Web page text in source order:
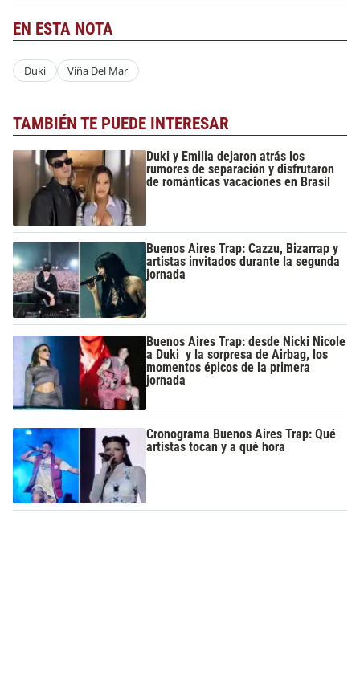
EN ESTA NOTA
Duki Viña Del Mar
TAMBIÉN TE PUEDE INTERESAR
Duki y Emilia dejaron atrás los
rumores de separación y disfrutaron
de románticas vacaciones en Brasil
Buenos Aires Trap: Cazzu, Bizarrap y
artistas invitados durante la segunda
jornada
Buenos Aires Trap: desde Nicki Nicole
a Duki y la sorpresa de Airbag, los
momentos épicos de la primera
jornada
Cronograma Buenos Aires Trap: Qué
artistas tocan y a qué hora